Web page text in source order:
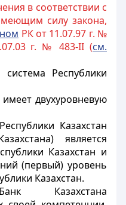
в соответствии с
силу закона,
РК от 11.07.97 г. №
г. № 483-II (см.
система Республики
имеет двухуровневую
Казахстан
является
Казахстан и
(первый) уровень
Казахстан.
Казахстана